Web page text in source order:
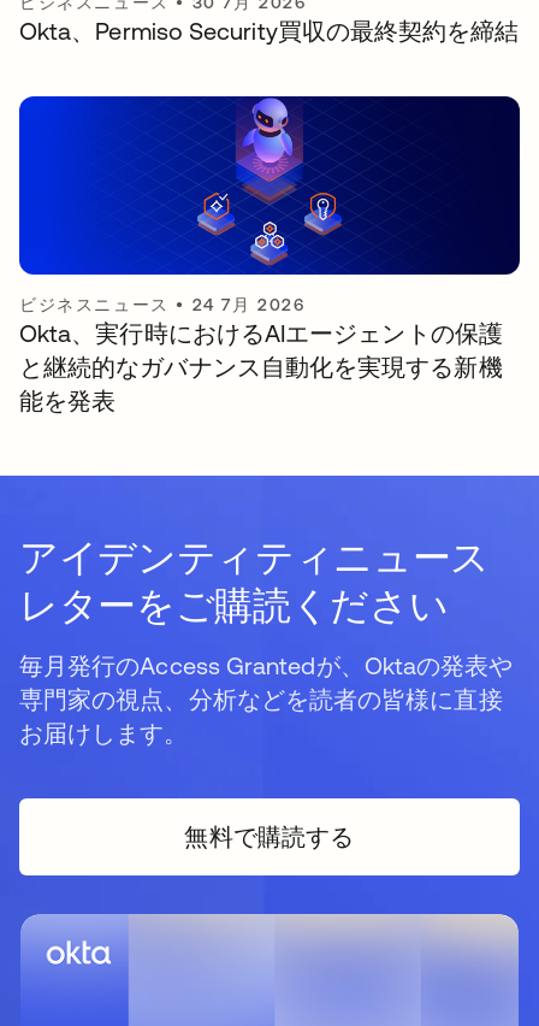
Okta、Permiso Security買収の最終契約を締結
ビジネスニュース • 24 7月 2026
Okta、実行時におけるAIエージェントの保護
と継続的なガバナンス自動化を実現する新機
能を発表
アイデンティティニュース
レターをご購読ください
毎月発行のAccess Grantedが、Oktaの発表や
専門家の視点、分析などを読者の皆様に直接
お届けします。
無料で購読する新しいタブで開く